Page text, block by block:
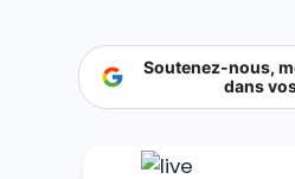
Soutenez-nous,
dans